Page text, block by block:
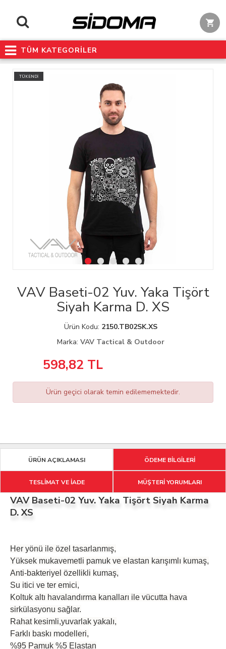
TÜM KATEGORİLER
TÜKENDİ
VAV Baseti-02 Yuv. Yaka Tişört
Siyah Karma D. XS
Ürün Kodu: 2150.TB02SK.XS
Marka: VAV Tactical & Outdoor
598,82 TL
Ürün geçici olarak temin edilememektedir.
ÜRÜN AÇIKLAMASI ÖDEME BİLGİLERİ
TESLİMAT VE İADE MÜŞTERİ YORUMLARI
VAV Baseti-02 Yuv. Yaka Tişört Siyah Karma
D. XS
Her yönü ile özel tasarlanmış,
Yüksek mukavemetli pamuk ve elastan karışımlı kumaş,
Anti-bakteriyel özellikli kumaş,
Su itici ve ter emici,
Koltuk altı havalandırma kanalları ile vücutta hava
sirkülasyonu sağlar.
Rahat kesimli,yuvarlak yakalı,
Farklı baskı modelleri,
%95 Pamuk %5 Elastan